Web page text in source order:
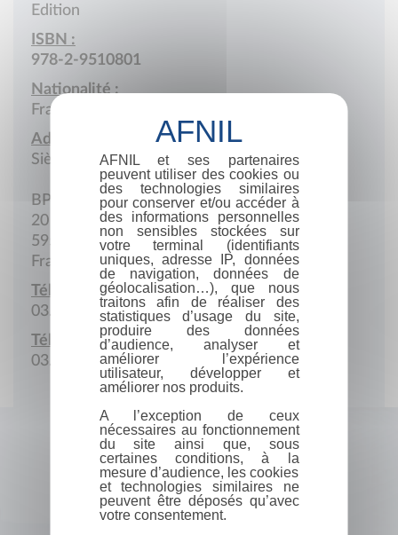
Edition
ISBN :
978-2-9510801
Nationalité :
France
Adresse :
Siège social
BP 43
20 Rue du Champ de tir
59501 Douai Cedex
France
Téléphone :
03.27.99.19.73
Télécopie :
03.27.99.19.74
AFNIL et ses partenaires
peuvent utiliser des cookies ou
des technologies similaires
pour conserver et/ou accéder à
des informations personnelles
non sensibles stockées sur
votre terminal (identifiants
uniques, adresse IP, données
de navigation, données de
géolocalisation…), que nous
traitons afin de réaliser des
statistiques d’usage du site,
produire des données
d’audience, analyser et
améliorer l’expérience
utilisateur, développer et
améliorer nos produits.
A l’exception de ceux
nécessaires au fonctionnement
du site ainsi que, sous
certaines conditions, à la
mesure d’audience, les cookies
et technologies similaires ne
peuvent être déposés qu’avec
votre consentement.